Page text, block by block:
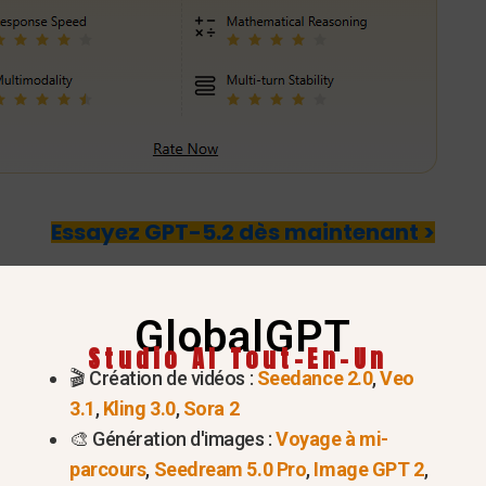
Essayez GPT-5.2 dès maintenant >
comme assistant
cerveau” de l'IA ?
tout simplement un espace de stockage
Au lieu d'essayer de vous souvenir de
votre vrai cerveau puisse se détendre et se
GlobalGPT
Studio AI Tout-En-Un
🎬 Création de vidéos : Seedance 2.0,Veo
3.1,Kling 3.0,Sora 2
🎨 Génération d'images :Voyage à mi-
parcours, Seedream 5.0 Pro,Image GPT 2,